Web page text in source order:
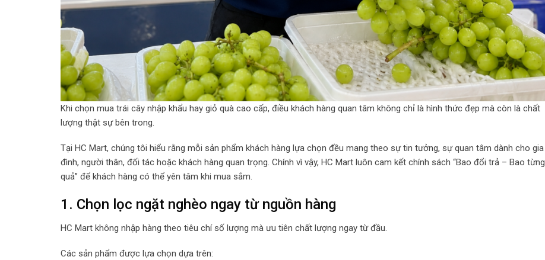
Khi chọn mua trái cây nhập khẩu hay giỏ quà cao cấp, điều khách hàng quan tâm không chỉ là hình thức đẹp mà còn là chất
lượng thật sự bên trong.
Tại HC Mart, chúng tôi hiểu rằng mỗi sản phẩm khách hàng lựa chọn đều mang theo sự tin tưởng, sự quan tâm dành cho gia
đình, người thân, đối tác hoặc khách hàng quan trọng. Chính vì vậy, HC Mart luôn cam kết chính sách “Bao đổi trả – Bao từng
quả” để khách hàng có thể yên tâm khi mua sắm.
1. Chọn lọc ngặt nghèo ngay từ nguồn hàng
HC Mart không nhập hàng theo tiêu chí số lượng mà ưu tiên chất lượng ngay từ đầu.
Các sản phẩm được lựa chọn dựa trên: